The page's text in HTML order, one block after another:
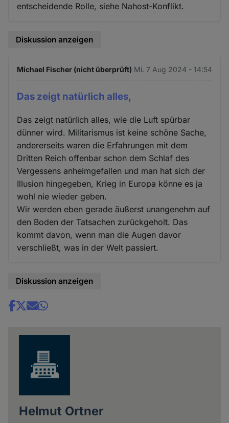
entscheidende Rolle, siehe Nahost-Konflikt.
Diskussion anzeigen
Michael Fischer (nicht überprüft) Mi. 7 Aug 2024 - 14:54
Das zeigt natürlich alles,
Das zeigt natürlich alles, wie die Luft spürbar
dünner wird. Militarismus ist keine schöne Sache,
andererseits waren die Erfahrungen mit dem
Dritten Reich offenbar schon dem Schlaf des
Vergessens anheimgefallen und man hat sich der
Illusion hingegeben, Krieg in Europa könne es ja
wohl nie wieder geben.
Wir werden eben gerade äußerst unangenehm auf
den Boden der Tatsachen zurückgeholt. Das
kommt davon, wenn man die Augen davor
verschließt, was in der Welt passiert.
Diskussion anzeigen
Share
Helmut Ortner